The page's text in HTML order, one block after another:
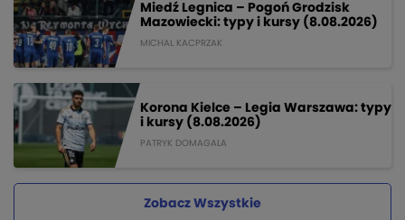
Miedź Legnica – Pogoń Grodzisk
Mazowiecki: typy i kursy (8.08.2026)
MICHAL KACPRZAK
Korona Kielce – Legia Warszawa: typy
i kursy (8.08.2026)
PATRYK DOMAGALA
Zobacz Wszystkie